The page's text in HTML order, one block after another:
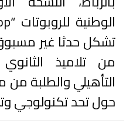
من تلاميذ
التأهيلي والطلبة
حول تحد تكنولوجي